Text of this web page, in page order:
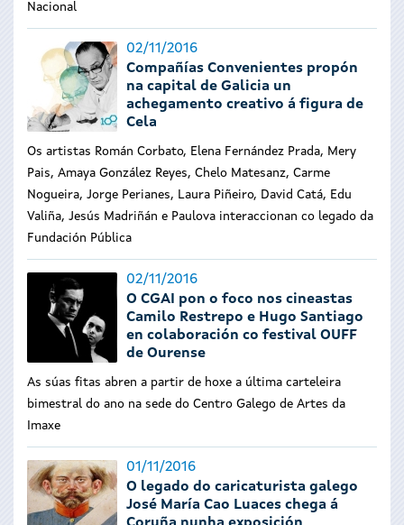
Nacional
02/11/2016
Compañías Convenientes propón
na capital de Galicia un
achegamento creativo á figura de
Cela
Os artistas Román Corbato, Elena Fernández Prada, Mery
Pais, Amaya González Reyes, Chelo Matesanz, Carme
Nogueira, Jorge Perianes, Laura Piñeiro, David Catá, Edu
Valiña, Jesús Madriñán e Paulova interaccionan co legado da
Fundación Pública
02/11/2016
O CGAI pon o foco nos cineastas
Camilo Restrepo e Hugo Santiago
en colaboración co festival OUFF
de Ourense
As súas fitas abren a partir de hoxe a última carteleira
bimestral do ano na sede do Centro Galego de Artes da
Imaxe
01/11/2016
O legado do caricaturista galego
José María Cao Luaces chega á